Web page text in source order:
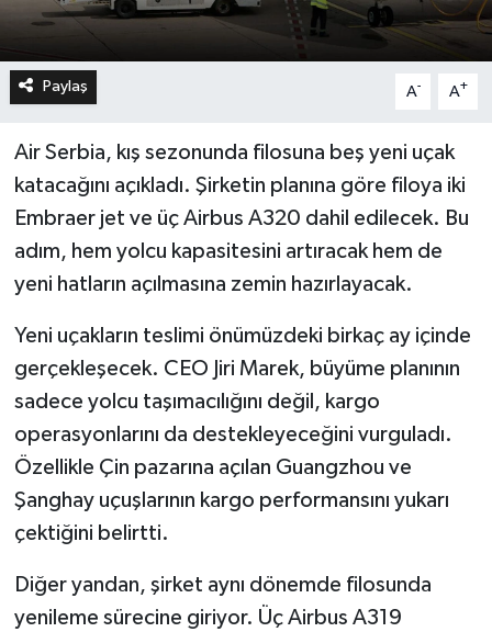
Paylaş A- A+
Air Serbia, kış sezonunda filosuna beş yeni uçak
katacağını açıkladı. Şirketin planına göre filoya iki
Embraer jet ve üç Airbus A320 dahil edilecek. Bu
adım, hem yolcu kapasitesini artıracak hem de
yeni hatların açılmasına zemin hazırlayacak.
Yeni uçakların teslimi önümüzdeki birkaç ay içinde
gerçekleşecek. CEO Jiri Marek, büyüme planının
sadece yolcu taşımacılığını değil, kargo
operasyonlarını da destekleyeceğini vurguladı.
Özellikle Çin pazarına açılan Guangzhou ve
Şanghay uçuşlarının kargo performansını yukarı
çektiğini belirtti.
Diğer yandan, şirket aynı dönemde filosunda
yenileme sürecine giriyor. Üç Airbus A319